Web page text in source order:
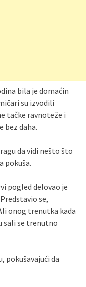
bila je domaćin
su izvodili
tačke ravnoteže i
bez daha.
da vidi nešto što
pokuša.
pogled delovao je
se,
onog trenutka kada
sali se trenutno
pokušavajući da